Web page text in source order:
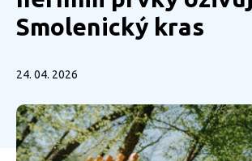
Smolenický kras
24. 04. 2026